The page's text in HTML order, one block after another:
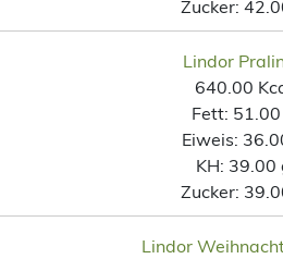
Zucker:
Lindor
640.00
Fett:
Eiweis:
KH: 39.00
Zucker:
Lindor